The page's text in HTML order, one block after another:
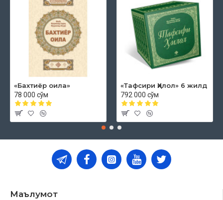
«Бахтиёр оила»
78 000 сўм
«Тафсири Ҳилол» 6 жилд
792 000 сўм
Маълумот